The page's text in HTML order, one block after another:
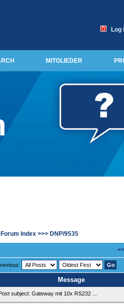
Log
MITGLIEDER
Index >>> DNP/9535
Message
subject: Gateway mit 10x RS232 ...